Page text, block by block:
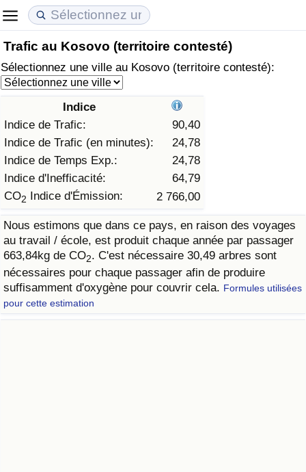
Trafic au Kosovo (territoire contesté)
Sélectionnez une ville au Kosovo (territoire contesté):
Indice
Indice de Trafic:
90,40
Indice de Trafic (en minutes):
24,78
Indice de Temps Exp.:
24,78
Indice d'Inefficacité:
64,79
CO2 Indice d'Émission: 2 766,00
Nous estimons que dans ce pays, en raison des voyages
au travail / école, est produit chaque année par passager
663,84kg de CO2. C'est nécessaire 30,49 arbres sont
nécessaires pour chaque passager afin de produire
suffisamment d'oxygène pour couvrir cela. Formules utilisées
pour cette estimation
Coût de la vie
Indice du Coût de la Vie (Actuel)
Indice du Coût de la Vie
Indice du coût de la vie par pays
à Akaba
Prix de l'immobilier
Indice des Prix de l'immobilier (Actuel)
Indice des Prix de l'immobilier
Indice des Prix de l'immobilier par Pays
Qualité de Vie
Indice de Qualité de Vie
Indice de Qualité de Vie (Actuel)
Indice de qualité de vie par pays
Criminalité
Indice de Criminalité (Actuel)
Indice de Criminalité
Indice de criminalité par pays